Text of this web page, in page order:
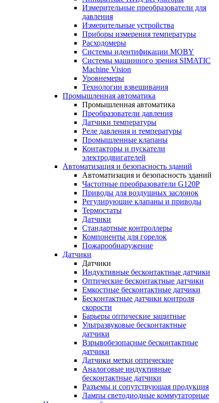
Измерительные преобразователи для
давления
Измерительные устройства
Приборы измерения температуры
Расходомеры
Системы идентификации MOBY
Системы машинного зрения SIMATIC
Machine Vision
Уровнемеры
Технологии взвешивания
Промышленная автоматика
Промышленная автоматика
Преобразователи давления
Датчики температуры
Реле давления и температуры
Промышленные клапаны
Контакторы и пускатели
электродвигателей
Автоматизация и безопасность зданий
Автоматизация и безопасность зданий
Частотные преобразователи G120P
Приводы для воздушных заслонок
Регулирующие клапаны и приводы
Термостаты
Датчики
Стандартные контроллеры
Компоненты для горелок
Пожарообнаружение
Датчики
Датчики
Индуктивные бесконтактные датчики
Оптические бесконтактные датчики
Емкостные бесконтактные датчики
Бесконтактные датчики контроля
скорости
Барьеры оптические защитные
Ультразвуковые бесконтактные
датчики
Взрывобезопасные бесконтактные
датчики
Датчики метки оптические
Аналоговые индуктивные
бесконтактные датчики
Разъемы и сопутствующая продукция
Лампы светодиодные коммутаторные